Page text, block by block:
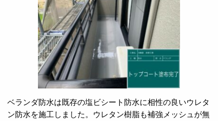
ベランダ防水は既存の塩ビシート防水に相性の良いウレタ
ン防水を施工しました。ウレタン樹脂も補強メッシュが無